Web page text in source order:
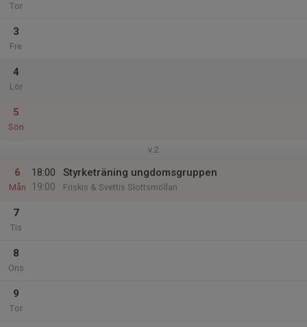
Tor
3
Fre
4
Lör
5
Sön
v.2
6
Mån
18:00
19:00
Styrketräning ungdomsgruppen
Friskis & Svettis Slottsmöllan
7
Tis
8
Ons
9
Tor